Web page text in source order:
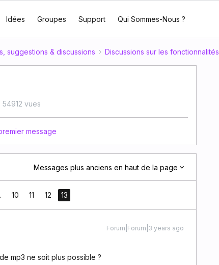
Idées Groupes Support Qui Sommes-Nous ?
suggestions & discussions Discussions sur les fonctionnalités
54912 vues
message
Messages plus anciens en haut de la page
10 11 12 13
Forum|Forum|3 years ago
mp3 ne soit plus possible ?